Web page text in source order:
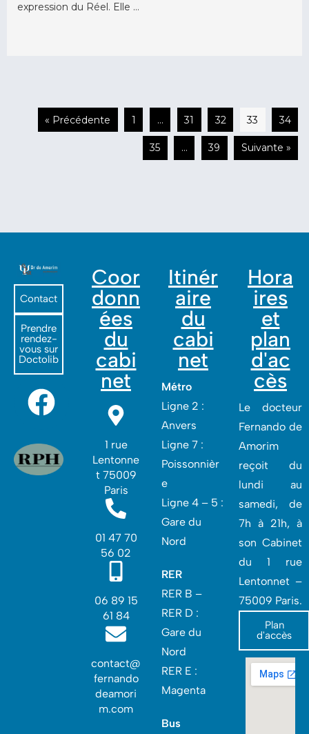
expression du Réel. Elle …
« Précédente 1 … 31 32 33 34
35 … 39 Suivante »
Contact
Prendre
rendez-
vous sur
Doctolib
Coor
donn
ées
du
cabi
net
1 rue
Lentonne
t 75009
Paris
01 47 70
56 02
06 89 15
61 84
contact@
fernando
deamori
m.com
Itinér
aire
du
cabi
net
Métro
Ligne 2 :
Anvers
Ligne 7 :
Poissonnièr
e
Ligne 4 – 5 :
Gare du
Nord
RER
RER B –
RER D :
Gare du
Nord‎
RER E :
Magenta
Bus
Hora
ires
et
plan
d'ac
cès
Le docteur
Fernando de
Amorim
reçoit du
lundi au
samedi, de
7h à 21h, à
son Cabinet
du 1 rue
Lentonnet –
75009 Paris.
Plan
d'accès